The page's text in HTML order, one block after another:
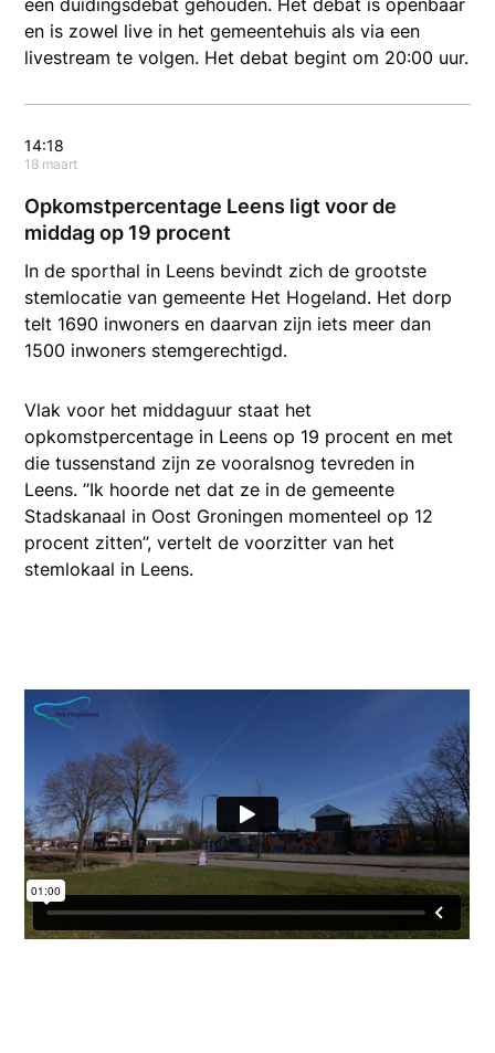
een duidingsdebat gehouden. Het debat is openbaar
en is zowel live in het gemeentehuis als via een
livestream te volgen. Het debat begint om 20:00 uur.
14:18
18 maart
Opkomstpercentage Leens ligt voor de
middag op 19 procent
In de sporthal in Leens bevindt zich de grootste
stemlocatie van gemeente Het Hogeland. Het dorp
telt 1690 inwoners en daarvan zijn iets meer dan
1500 inwoners stemgerechtigd.
Vlak voor het middaguur staat het
opkomstpercentage in Leens op 19 procent en met
die tussenstand zijn ze vooralsnog tevreden in
Leens. ’’Ik hoorde net dat ze in de gemeente
Stadskanaal in Oost Groningen momenteel op 12
procent zitten’’, vertelt de voorzitter van het
stemlokaal in Leens.